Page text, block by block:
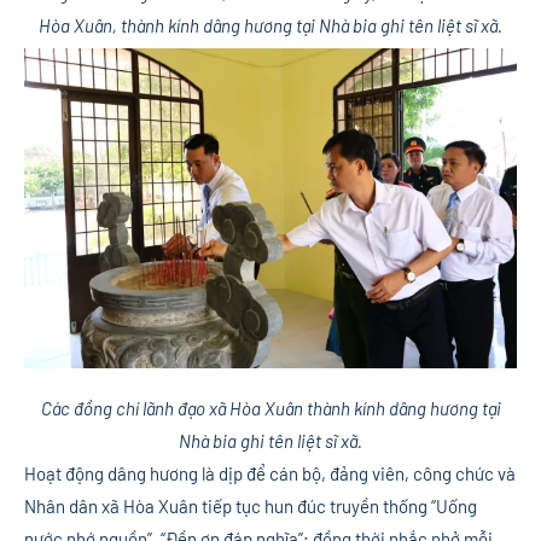
Hòa Xuân, thành kính dâng hương tại Nhà bia ghi tên liệt sĩ xã.
Các đồng chí lãnh đạo xã Hòa Xuân thành kính dâng hương tại
Nhà bia ghi tên liệt sĩ xã.
Hoạt động dâng hương là dịp để cán bộ, đảng viên, công chức và
Nhân dân xã Hòa Xuân tiếp tục hun đúc truyền thống “Uống